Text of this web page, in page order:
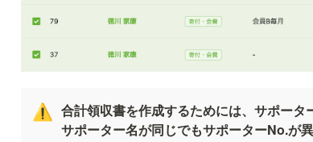
⚠️ 合計領収書を作成するためには、サポータ
サポーター名が同じでもサポーターNo.が